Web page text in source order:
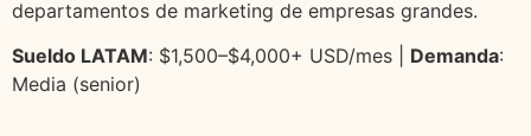
departamentos de marketing de empresas grandes.
Sueldo LATAM: $1,500–$4,000+ USD/mes | Demanda:
Media (senior)